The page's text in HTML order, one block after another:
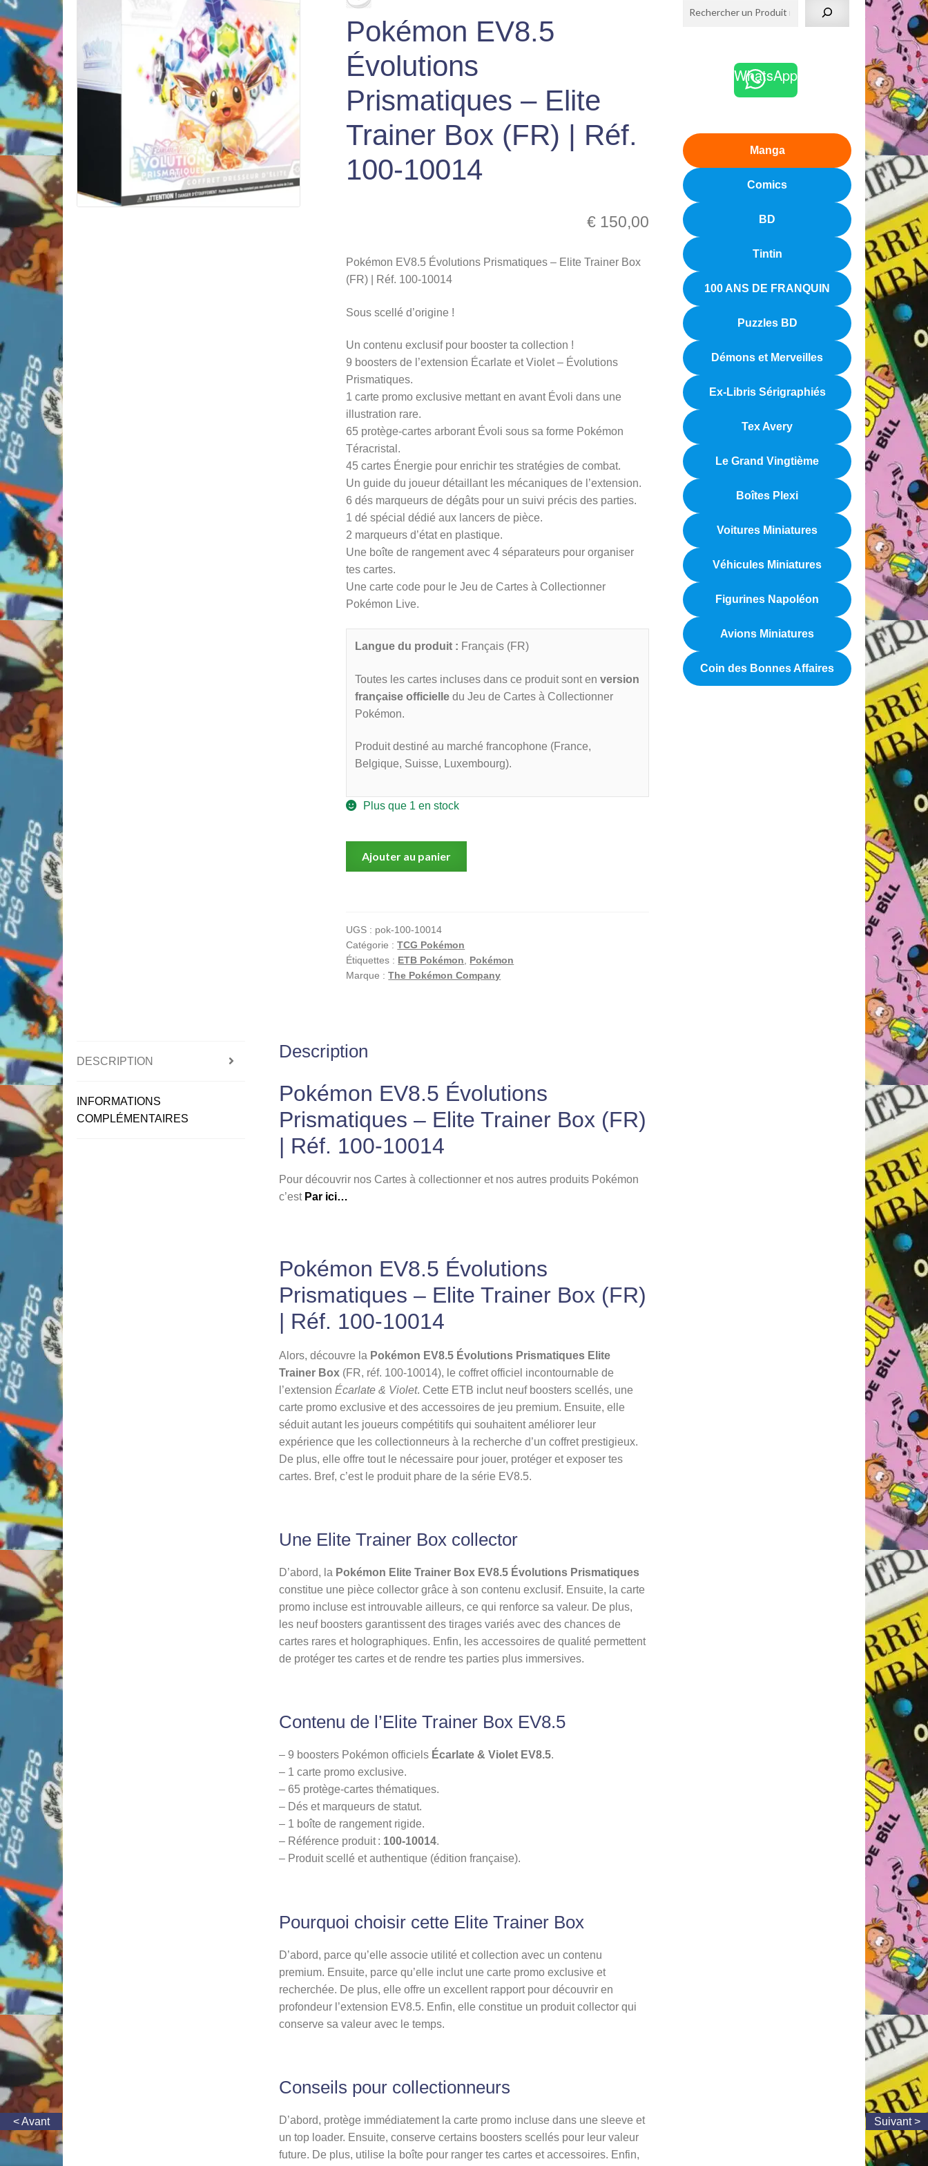
Pokémon EV8.5
Évolutions
Prismatiques – Elite
Trainer Box (FR) | Réf.
100-10014
€ 150,00
Pokémon EV8.5 Évolutions Prismatiques – Elite Trainer Box
(FR) | Réf. 100-10014
Sous scellé d’origine !
Un contenu exclusif pour booster ta collection !
9 boosters de l’extension Écarlate et Violet – Évolutions
Prismatiques.
1 carte promo exclusive mettant en avant Évoli dans une
illustration rare.
65 protège-cartes arborant Évoli sous sa forme Pokémon
Téracristal.
45 cartes Énergie pour enrichir tes stratégies de combat.
Un guide du joueur détaillant les mécaniques de l’extension.
6 dés marqueurs de dégâts pour un suivi précis des parties.
1 dé spécial dédié aux lancers de pièce.
2 marqueurs d’état en plastique.
Une boîte de rangement avec 4 séparateurs pour organiser
tes cartes.
Une carte code pour le Jeu de Cartes à Collectionner
Pokémon Live.
Langue du produit : Français (FR)
Toutes les cartes incluses dans ce produit sont enversion
française officielle du Jeu de Cartes à Collectionner
Pokémon.
Produit destiné au marché francophone (France,
Belgique, Suisse, Luxembourg).
Plus que 1 en stock
Prismatiques
–
Elite
Réf.
10014
Ajouter au panier
UGS : pok-100-10014
Catégorie :TCG Pokémon
Étiquettes : ETB Pokémon
Pokémon
Marque :The Pokémon Company
DESCRIPTION
INFORMATIONS
COMPLÉMENTAIRES
Description
Pokémon EV8.5 Évolutions
Prismatiques – Elite Trainer Box (FR)
| Réf. 100-10014
Pour découvrir nos Cartes à collectionner et nos autres produits Pokémon
c’est Par ici…
Pokémon EV8.5 Évolutions
Prismatiques – Elite Trainer Box (FR)
| Réf. 100-10014
Alors, découvre la Pokémon EV8.5 Évolutions Prismatiques Elite
Trainer Box(FR, réf. 100-10014), le coffret officiel incontournable de
l’extension Écarlate & Violet. Cette ETB inclut neuf boosters scellés, une
carte promo exclusive et des accessoires de jeu premium. Ensuite, elle
séduit autant les joueurs compétitifs qui souhaitent améliorer leur
expérience que les collectionneurs à la recherche d’un coffret prestigieux.
De plus, elle offre tout le nécessaire pour jouer, protéger et exposer tes
cartes. Bref, c’est le produit phare de la série EV8.5.
Une Elite Trainer Box collector
D’abord, la Pokémon Elite Trainer Box EV8.5 Évolutions Prismatiques
constitue une pièce collector grâce à son contenu exclusif. Ensuite, la carte
promo incluse est introuvable ailleurs, ce qui renforce sa valeur. De plus,
les neuf boosters garantissent des tirages variés avec des chances de
cartes rares et holographiques. Enfin, les accessoires de qualité permettent
de protéger tes cartes et de rendre tes parties plus immersives.
Contenu de l’Elite Trainer Box EV8.5
– 9 boosters Pokémon officiels Écarlate & Violet EV8.5.
– 1 carte promo exclusive.
– 65 protège-cartes thématiques.
– Dés et marqueurs de statut.
– 1 boîte de rangement rigide.
– Référence produit : 100-10014.
– Produit scellé et authentique (édition française).
Pourquoi choisir cette Elite Trainer Box
D’abord, parce qu’elle associe utilité et collection avec un contenu
premium. Ensuite, parce qu’elle inclut une carte promo exclusive et
recherchée. De plus, elle offre un excellent rapport pour découvrir en
profondeur l’extension EV8.5. Enfin, elle constitue un produit collector qui
conserve sa valeur avec le temps.
Conseils pour collectionneurs
D’abord, protège immédiatement la carte promo incluse dans une sleeve et
un top loader. Ensuite, conserve certains boosters scellés pour leur valeur
future. De plus, utilise la boîte pour ranger tes cartes et accessoires. Enfin,
WhatsApp
Manga
Comics
BD
Tintin
100 ANS DE FRANQUIN
Puzzles BD
Démons et Merveilles
Ex-Libris Sérigraphiés
Tex Avery
Le Grand Vingtième
Boîtes Plexi
Voitures Miniatures
Véhicules Miniatures
Figurines Napoléon
Avions Miniatures
Coin des Bonnes Affaires